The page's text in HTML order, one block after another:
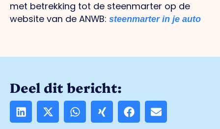
met betrekking tot de steenmarter op de
website van de ANWB: steenmarter in je auto
Deel dit bericht: